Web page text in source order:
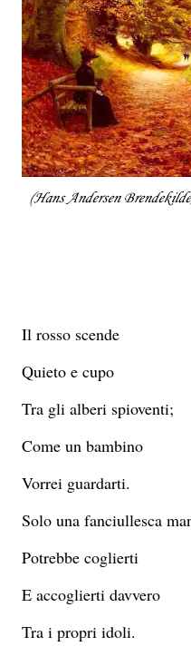
(Hans Andersen
Il rosso scende
Quieto e cupo
Tra gli alberi spioventi;
Come un bambino
Vorrei guardarti.
Solo una fanciullesca
Potrebbe coglierti
E accoglierti davvero
Tra i propri idoli.